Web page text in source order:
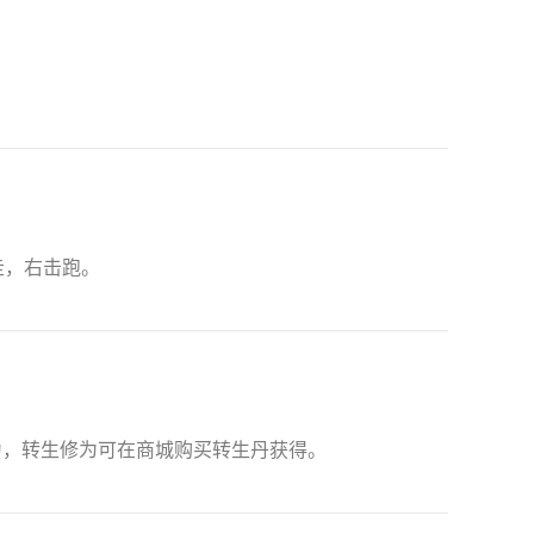
右击跑。
转生修为可在商城购买转生丹获得。